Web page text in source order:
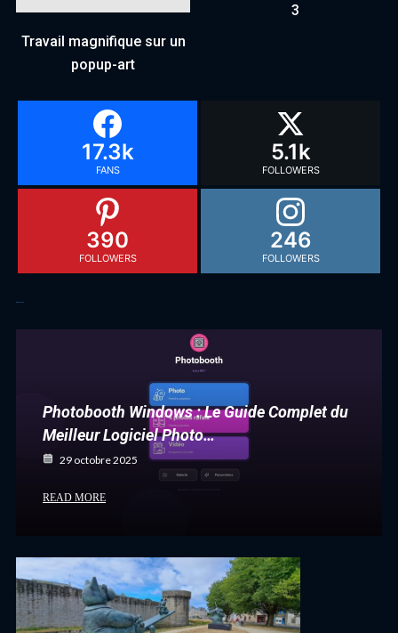
Travail magnifique sur un
popup-art
3
17.3k
FANS
5.1k
FOLLOWERS
390
FOLLOWERS
246
FOLLOWERS
Photobooth Windows : Le Guide Complet du
Meilleur Logiciel Photo…
29 octobre 2025
READ MORE